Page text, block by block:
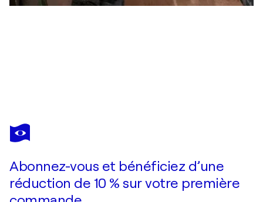
CAROLINE PERA
Becoming Gold
Abonnez-vous et bénéficiez d’une
réduction de 10 % sur votre première